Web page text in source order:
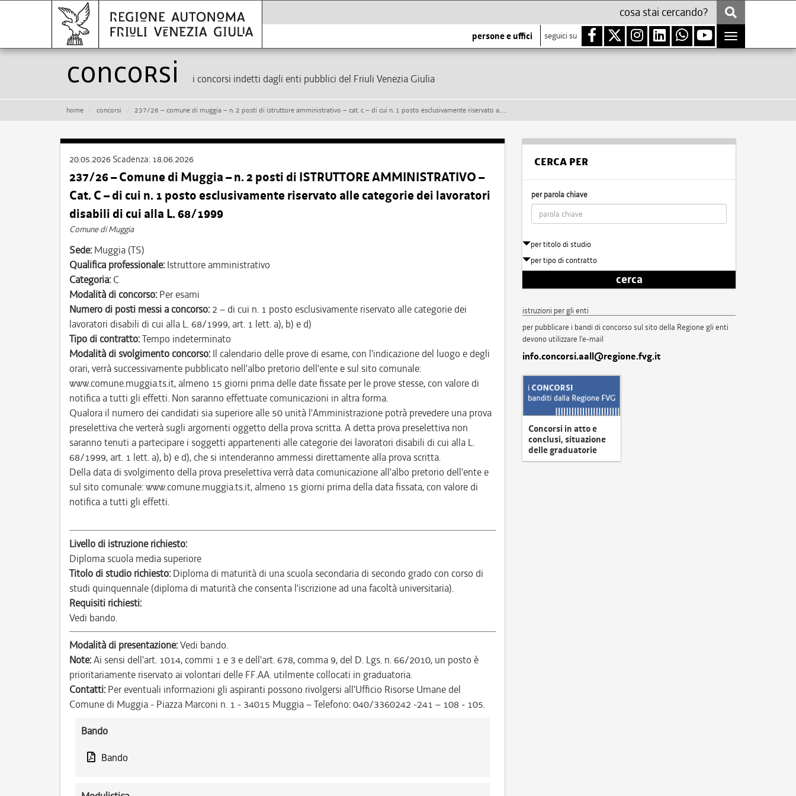
persone e uffici seguici su
Toggle
navigation
Concorsi i concorsi indetti dagli enti pubblici del Friuli Venezia Giulia
home concorsi 237/26 – comune di muggia – n. 2 posti di istruttore amministrativo – cat. c – di cui n. 1 posto esclusivamente riservato alle categorie dei lavoratori disabili di cui alla l. 68/1999
20.05.2026 Scadenza: 18.06.2026
237/26 – Comune di Muggia – n. 2 posti di ISTRUTTORE AMMINISTRATIVO –
Cat. C – di cui n. 1 posto esclusivamente riservato alle categorie dei lavoratori
disabili di cui alla L. 68/1999
Comune di Muggia
Sede: Muggia (TS)
Qualifica professionale: Istruttore amministrativo
Categoria: C
Modalità di concorso: Per esami
Numero di posti messi a concorso: 2 – di cui n. 1 posto esclusivamente riservato alle categorie dei
lavoratori disabili di cui alla L. 68/1999, art. 1 lett. a), b) e d)
Tipo di contratto:Tempo indeterminato
Modalità di svolgimento concorso: Il calendario delle prove di esame, con l'indicazione del luogo e degli
orari, verrà successivamente pubblicato nell'albo pretorio dell'ente e sul sito comunale:
www.comune.muggia.ts.it, almeno 15 giorni prima delle date fissate per le prove stesse, con valore di
notifica a tutti gli effetti. Non saranno effettuate comunicazioni in altra forma.
Qualora il numero dei candidati sia superiore alle 50 unità l'Amministrazione potrà prevedere una prova
preselettiva che verterà sugli argomenti oggetto della prova scritta. A detta prova preselettiva non
saranno tenuti a partecipare i soggetti appartenenti alle categorie dei lavoratori disabili di cui alla L.
68/1999, art. 1 lett. a), b) e d), che si intenderanno ammessi direttamente alla prova scritta.
Della data di svolgimento della prova preselettiva verrà data comunicazione all'albo pretorio dell'ente e
sul sito comunale: www.comune.muggia.ts.it, almeno 15 giorni prima della data fissata, con valore di
notifica a tutti gli effetti.
Livello di istruzione richiesto:
Diploma scuola media superiore
Titolo di studio richiesto: Diploma di maturità di una scuola secondaria di secondo grado con corso di
studi quinquennale (diploma di maturità che consenta l'iscrizione ad una facoltà universitaria).
Requisiti richiesti:
Vedi bando.
Modalità di presentazione:Vedi bando.
Note:Ai sensi dell'art. 1014, commi 1 e 3 e dell'art. 678, comma 9, del D. Lgs. n. 66/2010, un posto è
prioritariamente riservato ai volontari delle FF.AA. utilmente collocati in graduatoria.
Contatti: Per eventuali informazioni gli aspiranti possono rivolgersi all'Ufficio Risorse Umane del
Comune di Muggia - Piazza Marconi n. 1 - 34015 Muggia – Telefono: 040/3360242 -241 – 108 - 105.
Bando
Bando
CERCA PER
per parola chiave
per titolo di studio
per tipo di contratto
cerca
istruzioni per gli enti
per pubblicare i bandi di concorso sul sito della Regione gli enti
devono utilizzare l'e-mail
info.concorsi.aall@regione.fvg.it
Concorsi in atto e
conclusi, situazione
delle graduatorie